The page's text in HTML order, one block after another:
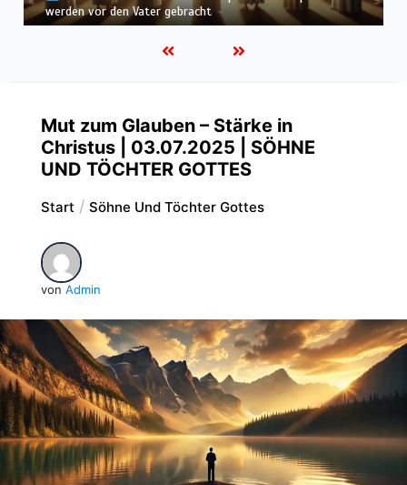
befunden – wir werden in Weiß wandeln
Mut zum Glauben – Stärke in
Christus | 03.07.2025 | SÖHNE
UND TÖCHTER GOTTES
Start Söhne Und Töchter Gottes
von Admin